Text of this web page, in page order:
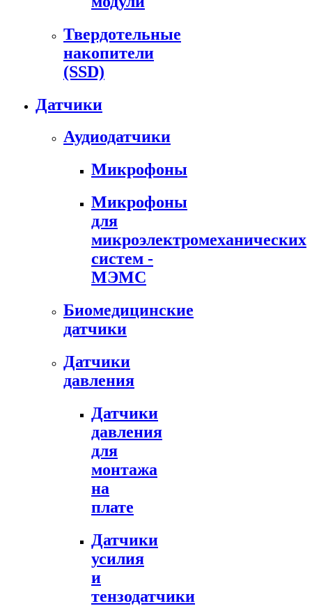
Твердотельные
накопители
(SSD)
Датчики
Аудиодатчики
Микрофоны
Микрофоны
для
микроэлектромеханических
систем -
МЭМС
Биомедицинские
датчики
Датчики
давления
Датчики
давления
для
монтажа
на
плате
Датчики
усилия
и
тензодатчики